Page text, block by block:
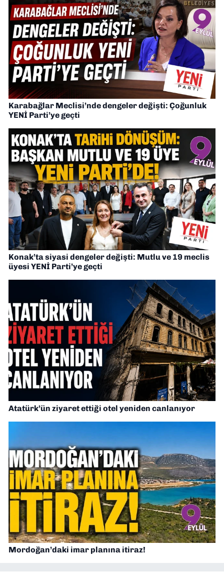
Karabağlar Meclisi’nde dengeler değişti: Çoğunluk
YENİ Parti’ye geçti
Konak’ta siyasi dengeler değişti: Mutlu ve 19 meclis
üyesi YENİ Parti’ye geçti
Atatürk’ün ziyaret ettiği otel yeniden canlanıyor
Mordoğan’daki imar planına itiraz!